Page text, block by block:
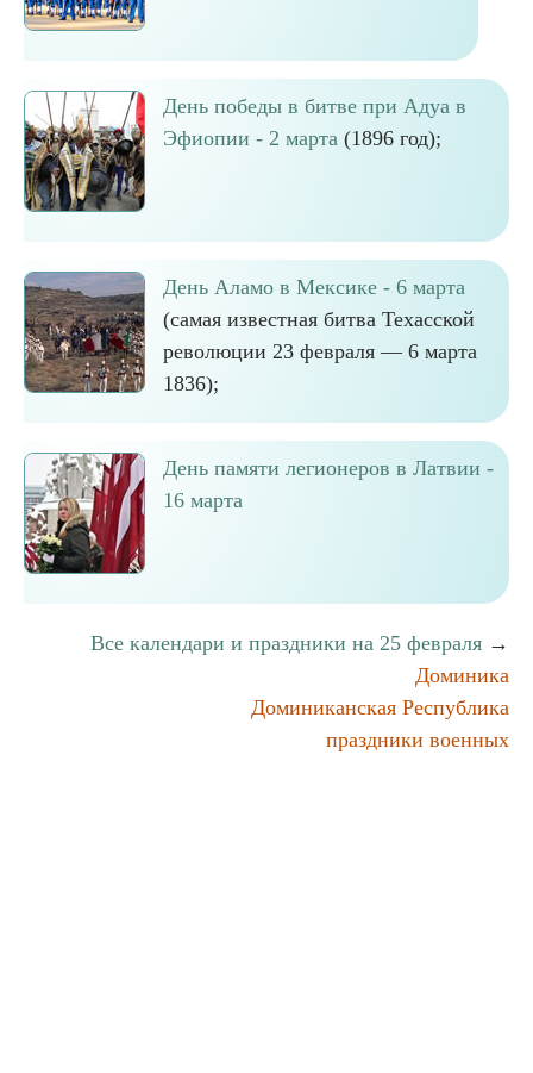
День победы в битве при Адуа в
Эфиопии - 2 марта (1896 год);
День Аламо в Мексике - 6 марта
(самая известная битва Техасской
революции 23 февраля — 6 марта
1836);
День памяти легионеров в Латвии -
16 марта
Все календари и праздники на 25 февраля →
Доминика
Доминиканская Республика
праздники военных